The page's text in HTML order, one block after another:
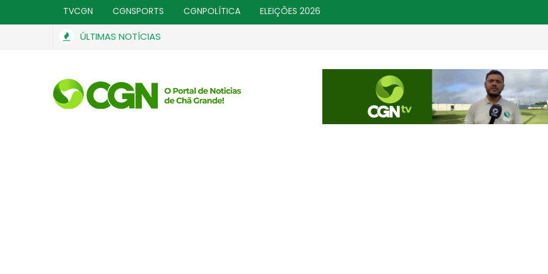
TVCGN CGNSPORTS CGNPOLÍTICA ELEIÇÕES 2026
ÚLTIMAS NOTÍCIAS